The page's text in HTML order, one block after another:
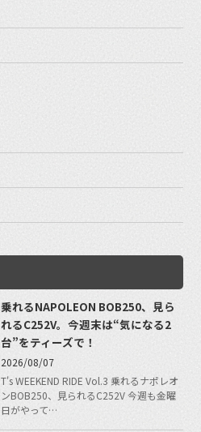
乗れるNAPOLEON BOB250、見ら
れるC252V。今週末は“気になる2
台”をティーズで！
2026/08/07
T's WEEKEND RIDE Vol.3 乗れるナポレオ
ンBOB250、見られるC252V 今週も金曜
日がやって…